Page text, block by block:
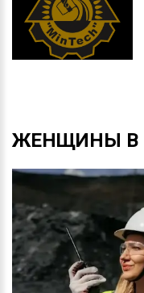
ЖЕНЩИНЫ В